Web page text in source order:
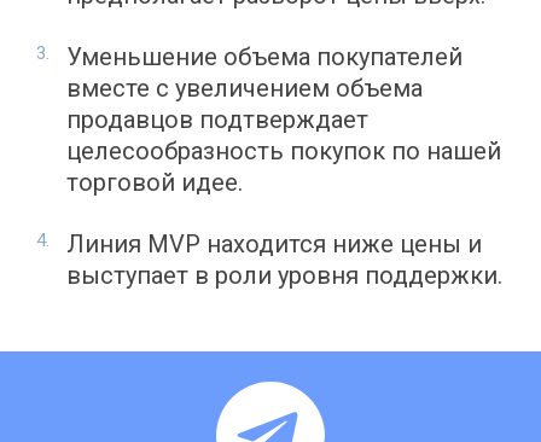
Уменьшение объема покупателей
вместе с увеличением объема
продавцов подтверждает
целесообразность покупок по нашей
торговой идее.
Линия MVP находится ниже цены и
выступает в роли уровня поддержки.